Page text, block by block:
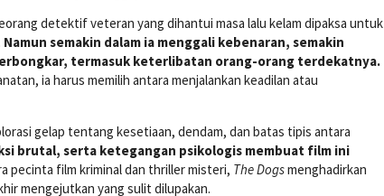
detektif veteran yang dihantui masa lalu kelam dipaksa untuk
Namun semakin dalam ia menggali kebenaran, semakin
termasuk keterlibatan orang-orang terdekatnya.
ia harus memilih antara menjalankan keadilan atau
gelap tentang kesetiaan, dendam, dan batas tipis antara
brutal, serta ketegangan psikologis membuat film ini
pecinta film kriminal dan thriller misteri, The Dogsmenghadirkan
mengejutkan yang sulit dilupakan.